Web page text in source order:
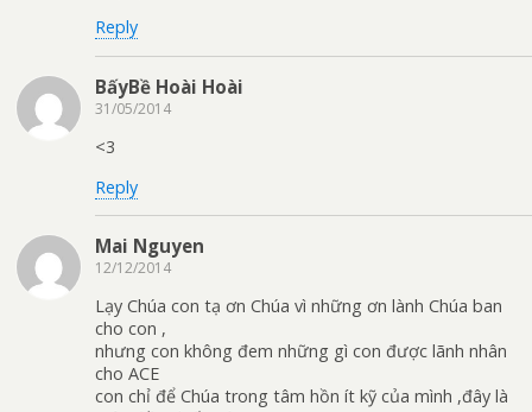
Reply
BấyBề Hoài Hoài
31/05/2014
<3
Reply
Mai Nguyen
12/12/2014
Lạy Chúa con tạ ơn Chúa vì những ơn lành Chúa ban
cho con ,
nhưng con không đem những gì con được lãnh nhân
cho ACE
con chỉ để Chúa trong tâm hồn ít kỹ của mình ,đây là